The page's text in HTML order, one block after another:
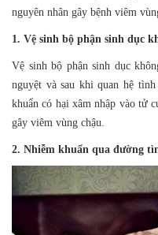
nguyên nhân gây bệnh viêm
1. Vệ sinh bộ phận sinh dục
Vệ sinh bộ phận sinh dục
nguyệt và sau khi quan hệ
khuẩn có hại xâm nhập vào tử
gây viêm vùng chậu.
2. Nhiễm khuẩn qua đường